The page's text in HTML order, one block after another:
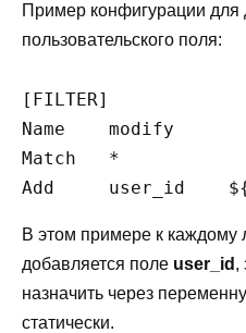
Пример конфигурации для
пользовательского поля:
[FILTER]
Name    modify
Match   *
В этом примере к
добавляется поле user_id ,
назначить через
статически.